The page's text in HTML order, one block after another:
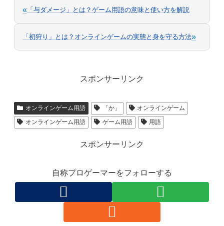
« 「与ダメージ」とは？ゲーム用語の意味と使い方を解説
「初狩り」とは？オンラインゲームの実態と身を守る方法»
スポンサーリンク
オンラインゲーム用語 「か」
オンラインゲーム
オンラインゲーム用語
ゲーム用語 用語
スポンサーリンク
自称プロゲーマーをフォローする